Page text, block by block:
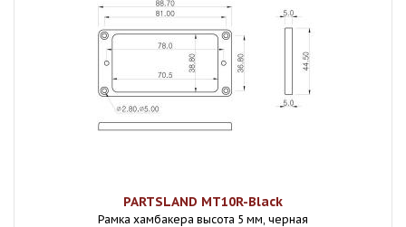
PARTSLAND MT10R-Black
Рамка хамбакера высота 5 мм, черная